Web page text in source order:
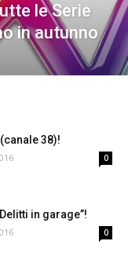
le Serie
in autunno
38)!
0
in garage”!
0